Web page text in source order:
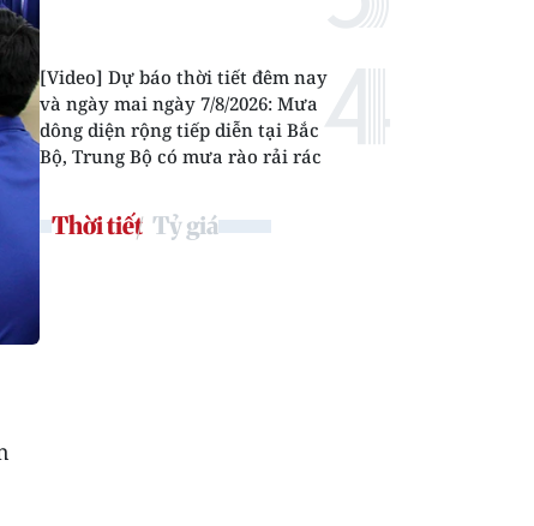
[Video] Dự báo thời tiết đêm nay
và ngày mai ngày 7/8/2026: Mưa
dông diện rộng tiếp diễn tại Bắc
Bộ, Trung Bộ có mưa rào rải rác
Thời tiết Tỷ giá